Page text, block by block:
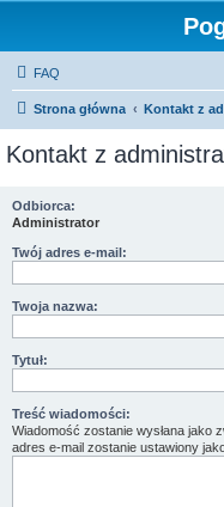
FAQ
Strona główna Kontakt z
Kontakt z
Odbiorca:
Administrator
Twój adres e-mail:
Twoja nazwa:
Tytuł:
Treść wiadomości:
Wiadomość zostanie wysłana jako
adres e-mail zostanie ustawiony